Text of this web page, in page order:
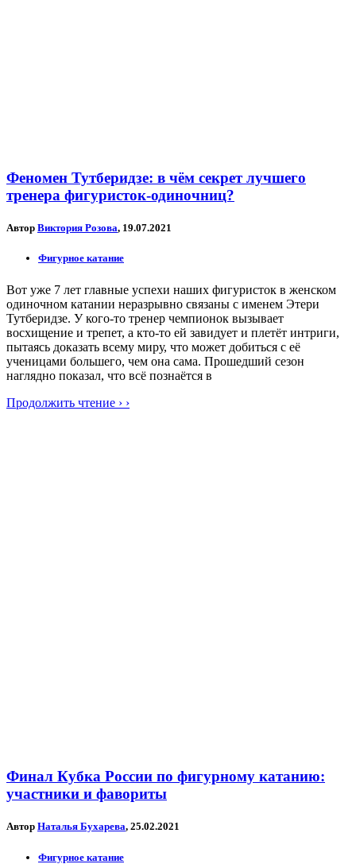
Феномен Тутберидзе: в чём секрет лучшего
тренера фигуристок-одиночниц?
Автор Виктория Розова, 19.07.2021
Фигурное катание
Вот уже 7 лет главные успехи наших фигуристок в женском
одиночном катании неразрывно связаны с именем Этери
Тутберидзе. У кого-то тренер чемпионок вызывает
восхищение и трепет, а кто-то ей завидует и плетёт интриги,
пытаясь доказать всему миру, что может добиться с её
ученицами большего, чем она сама. Прошедший сезон
наглядно показал, что всё познаётся в
Продолжить чтение › ›
Финал Кубка России по фигурному катанию:
участники и фавориты
Автор Наталья Бухарева, 25.02.2021
Фигурное катание